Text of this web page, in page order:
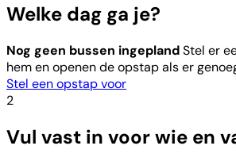
Welke dag ga je?
Nog geen bussen ingeplandStel er
hem en openen de opstap als er
Stel een opstap voor
2
Vul vast in voor wie en